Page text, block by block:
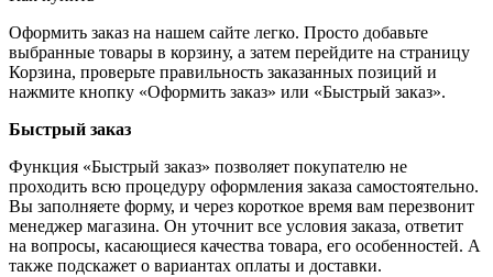
Оформить заказ на нашем сайте легко. Просто добавьте
выбранные товары в корзину, а затем перейдите на страницу
Корзина, проверьте правильность заказанных позиций и
нажмите кнопку «Оформить заказ» или «Быстрый заказ».
Быстрый заказ
Функция «Быстрый заказ» позволяет покупателю не
проходить всю процедуру оформления заказа самостоятельно.
Вы заполняете форму, и через короткое время вам перезвонит
менеджер магазина. Он уточнит все условия заказа, ответит
на вопросы, касающиеся качества товара, его особенностей. А
также подскажет о вариантах оплаты и доставки.